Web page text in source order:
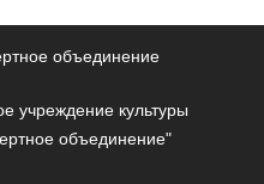
объединение
учреждение культуры
объединение"